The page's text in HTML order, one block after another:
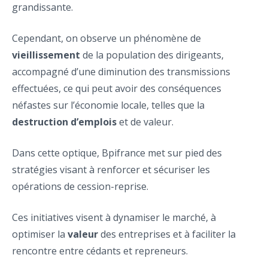
grandissante.
Cependant, on observe un phénomène de
vieillissement de la population des dirigeants,
accompagné d’une diminution des transmissions
effectuées, ce qui peut avoir des conséquences
néfastes sur l’économie locale, telles que la
destruction d’emploiset de valeur.
Dans cette optique, Bpifrance met sur pied des
stratégies visant à renforcer et sécuriser les
opérations de cession-reprise.
Ces initiatives visent à dynamiser le marché, à
optimiser la valeurdes entreprises et à faciliter la
rencontre entre cédants et repreneurs.